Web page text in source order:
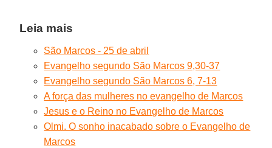
Leia mais
São Marcos - 25 de abril
Evangelho segundo São Marcos 9,30-37
Evangelho segundo São Marcos 6, 7-13
A força das mulheres no evangelho de Marcos
Jesus e o Reino no Evangelho de Marcos
Olmi. O sonho inacabado sobre o Evangelho de
Marcos